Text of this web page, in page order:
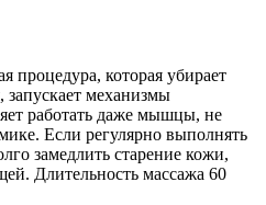
процедура, которая убирает
механизмы
работать даже мышцы, не
Если регулярно выполнять
замедлить старение кожи,
Длительность массажа 60